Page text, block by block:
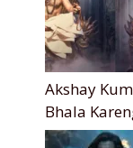
Akshay
Bhala